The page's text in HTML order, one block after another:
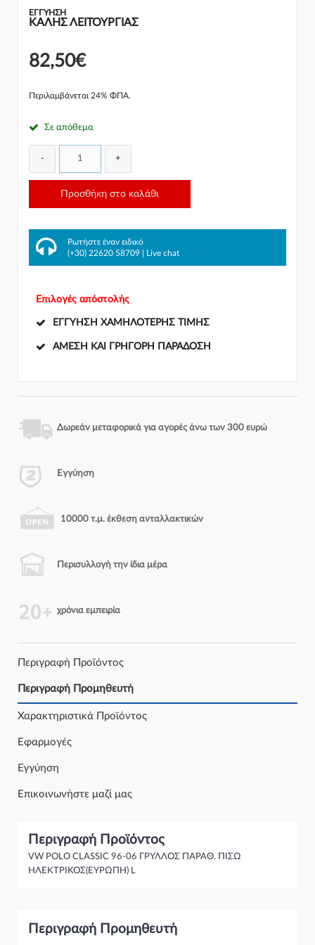
ΕΓΓΎΗΣΗ
ΚΑΛΗΣ ΛΕΙΤΟΥΡΓΙΑΣ
82,50€
Περιλαμβάνεται 24% ΦΠΑ.
Σε απόθεμα
- +
Προσθήκη στο καλάθι
Ρωτήστε έναν ειδικό
(+30) 22620 58709
Live chat
Επιλογές απόστολής
ΕΓΓΎΗΣΗ ΧΑΜΗΛΌΤΕΡΗΣ ΤΙΜΉΣ
ΆΜΕΣΗ ΚΑΙ ΓΡΉΓΟΡΗ ΠΑΡΆΔΟΣΗ
Δωρεάν μεταφορικά για αγορές άνω των 300 ευρώ
Εγγύηση
10000 τ.μ. έκθεση ανταλλακτικών
Περισυλλογή την ίδια μέρα
χρόνια εμπειρία
Περιγραφή Προϊόντος
Περιγραφή Προμηθευτή
Χαρακτηριστικά Προϊόντος
Εφαρμογές
Εγγύηση
Επικοινωνήστε μαζί μας
Περιγραφή Προϊόντος
VW POLO CLASSIC 96-06 ΓΡΥΛΛΟΣ ΠΑΡΑΘ. ΠΙΣΩ
ΗΛΕΚΤΡΙΚΟΣ(ΕΥΡΩΠΗ) L
Περιγραφή Προμηθευτή